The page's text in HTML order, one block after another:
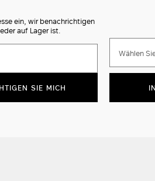
ein, wir benachrichtigen
auf Lager ist.
SIE MICH
Wählen